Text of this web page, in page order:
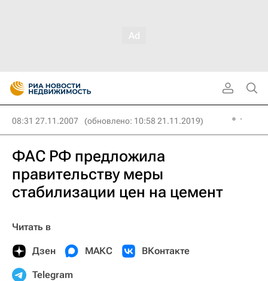
08:31 27.11.2007 (обновлено: 10:58 21.11.2019)
ФАС РФ предложила
правительству меры
стабилизации цен на цемент
Читать в
Дзен МАКС ВКонтакте
Telegram